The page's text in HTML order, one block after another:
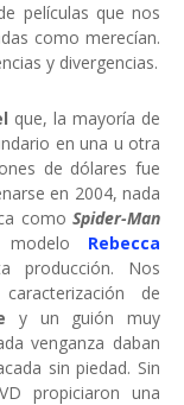
películas que nos
como merecían.
y divergencias.
que, la mayoría de
en una u otra
de dólares fue
en 2004, nada
como Spider-Man
Rebecca
producción. Nos
de
y un guión muy
venganza daban
sin piedad. Sin
propiciaron una